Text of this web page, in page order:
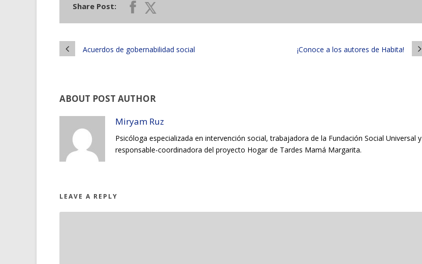
Share Post:
Acuerdos de gobernabilidad social ¡Conoce a los autores de Habita!
ABOUT POST AUTHOR
Miryam Ruz
Psicóloga especializada en intervención social, trabajadora de la Fundación Social Universal y
responsable-coordinadora del proyecto Hogar de Tardes Mamá Margarita.
LEAVE A REPLY